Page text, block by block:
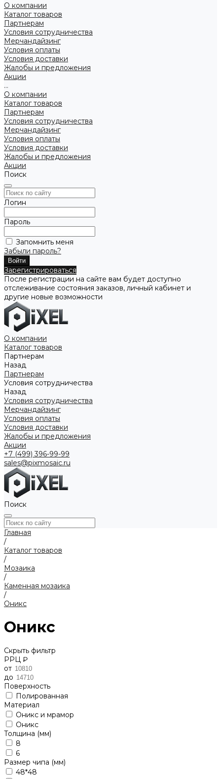
О компании
Каталог товаров
Партнерам
Условия сотрудничества
Мерчандайзинг
Условия оплаты
Условия доставки
Жалобы и предложения
Акции
...
О компании
Каталог товаров
Партнерам
Условия сотрудничества
Мерчандайзинг
Условия оплаты
Условия доставки
Жалобы и предложения
Акции
Поиск
Логин
Пароль
Запомнить меня
Забыли пароль?
Зарегистрироваться
После регистрации на сайте вам будет доступно
отслеживание состояния заказов, личный кабинет и
другие новые возможности
О компании
Каталог товаров
Партнерам
Назад
Партнерам
Условия сотрудничества
Назад
Условия сотрудничества
Мерчандайзинг
Условия оплаты
Условия доставки
Жалобы и предложения
Акции
+7 (499) 396-99-99
sales@pixmosaic.ru
Поиск
Главная
/
Каталог товаров
/
Мозаика
/
Каменная мозаика
/
Оникс
Оникс
Скрыть фильтр
РРЦ ₽
от
до
Поверхность
Полированная
Материал
Оникс и мрамор
Оникс
Толщина (мм)
8
6
Размер чипа (мм)
48*48